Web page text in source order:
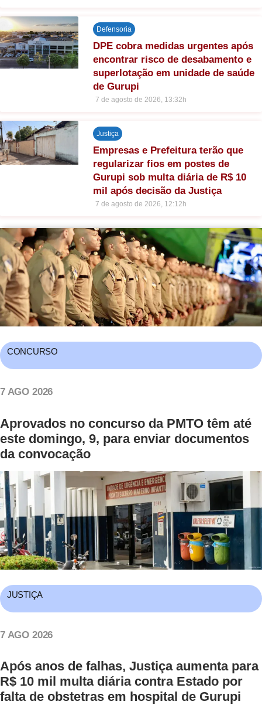
Defensoria
DPE cobra medidas urgentes após
encontrar risco de desabamento e
superlotação em unidade de saúde
de Gurupi
7 de agosto de 2026, 13:32h
Justiça
Empresas e Prefeitura terão que
regularizar fios em postes de
Gurupi sob multa diária de R$ 10
mil após decisão da Justiça
7 de agosto de 2026, 12:12h
CONCURSO
7 AGO 2026
Aprovados no concurso da PMTO têm até
este domingo, 9, para enviar documentos
da convocação
JUSTIÇA
7 AGO 2026
Após anos de falhas, Justiça aumenta para
R$ 10 mil multa diária contra Estado por
falta de obstetras em hospital de Gurupi